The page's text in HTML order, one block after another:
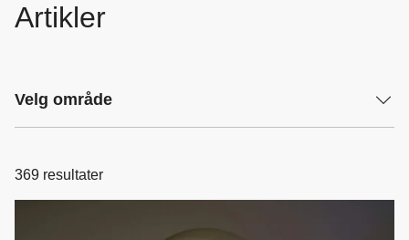
Artikler
Velg område
369 resultater